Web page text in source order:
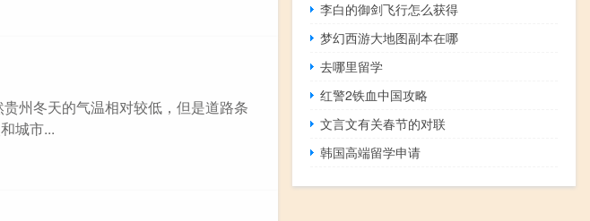
州冬天的气温相对较低，但是道路条
城市...
李白的御剑飞行怎么获得
梦幻西游大地图副本在哪
去哪里留学
红警2铁血中国攻略
文言文有关春节的对联
韩国高端留学申请